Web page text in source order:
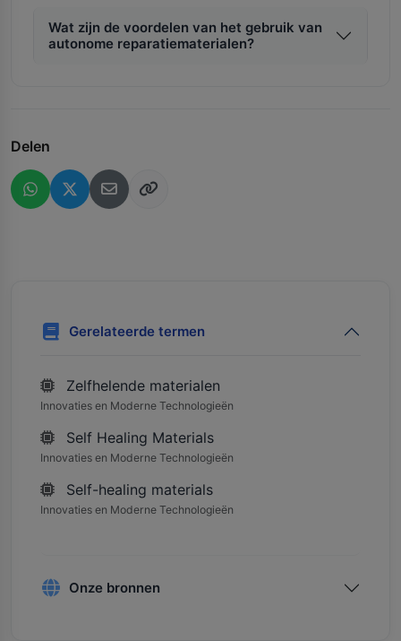
Wat zijn de voordelen van het gebruik van
autonome reparatiematerialen?
Delen
Gerelateerde termen
Zelfhelende materialen
Innovaties en Moderne Technologieën
Self Healing Materials
Innovaties en Moderne Technologieën
Self-healing materials
Innovaties en Moderne Technologieën
Onze bronnen